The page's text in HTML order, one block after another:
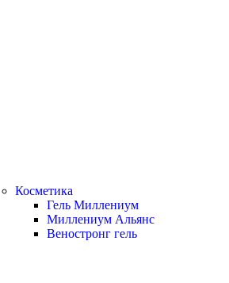
Косметика
Гель Миллениум
Миллениум Альянс
Веностронг гель